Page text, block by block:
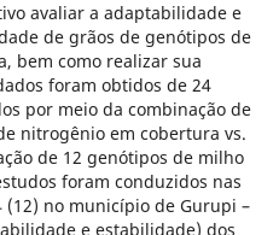
avaliar a adaptabilidade e
de grãos de genótipos de
bem como realizar sua
foram obtidos de 24
por meio da combinação de
nitrogênio em cobertura vs.
de 12 genótipos de milho
foram conduzidos nas
(12) no município de Gurupi –
e estabilidade) dos